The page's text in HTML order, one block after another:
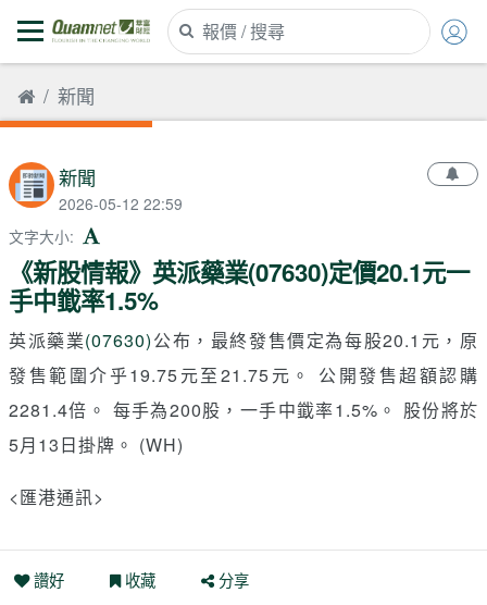
新聞
新聞
2026-05-12 22:59
文字大小:
《新股情報》英派藥業(07630)定價20.1元一
手中韱率1.5%
英派藥業(07630)公布，最終發售價定為每股20.1元，原
發售範圍介乎19.75元至21.75元。 公開發售超額認購
2281.4倍。 每手為200股，一手中韱率1.5%。 股份將於
5月13日掛牌。 (WH)
<匯港通訊>
讚好 收藏 分享